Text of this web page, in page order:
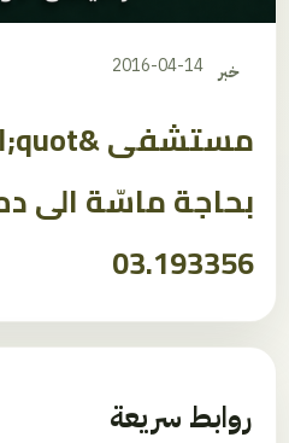
خبر 2016-04-14
03.193356
روابط سريعة